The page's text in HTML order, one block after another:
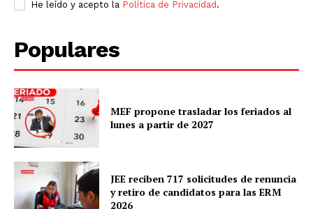
Diario los Andes
Nosotros
Contacto
Prensa
He leído y acepto la Política de Privacidad.
Populares
MEF propone trasladar los feriados al
lunes a partir de 2027
JEE reciben 717 solicitudes de renuncia
y retiro de candidatos para las ERM
2026